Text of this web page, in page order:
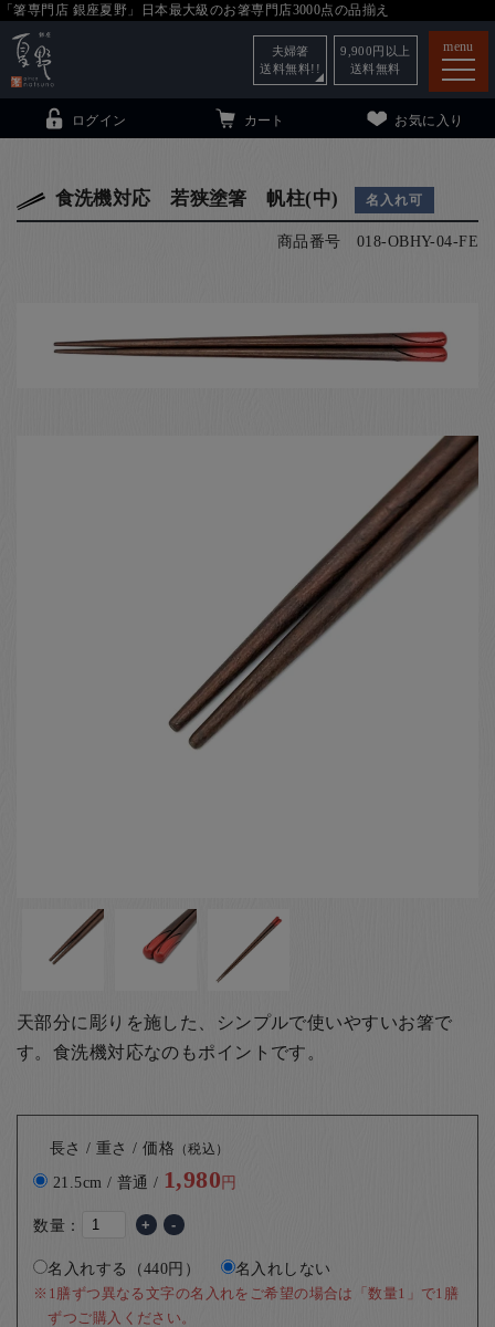
「箸専門店 銀座夏野」日本最大級のお箸専門店3000点の品揃え
menu
銀座夏野・箸長について
ログイン カート お気に入り
夫婦箸
送料無料!!
9,900 円以上
送料無料
食洗機対応 若狭塗箸 帆柱(中) 名入れ可
商品番号 018-OBHY-04-FE
天部分に彫りを施した、シンプルで使いやすいお箸で
す。食洗機対応なのもポイントです。
長さ / 重さ / 価格 （税込）
21.5cm / 普通 / 1,980円
数量： + -
名入れする（440円） 名入れしない
※1膳ずつ異なる文字の名入れをご希望の場合は「数量1」で1膳
ずつご購入ください。